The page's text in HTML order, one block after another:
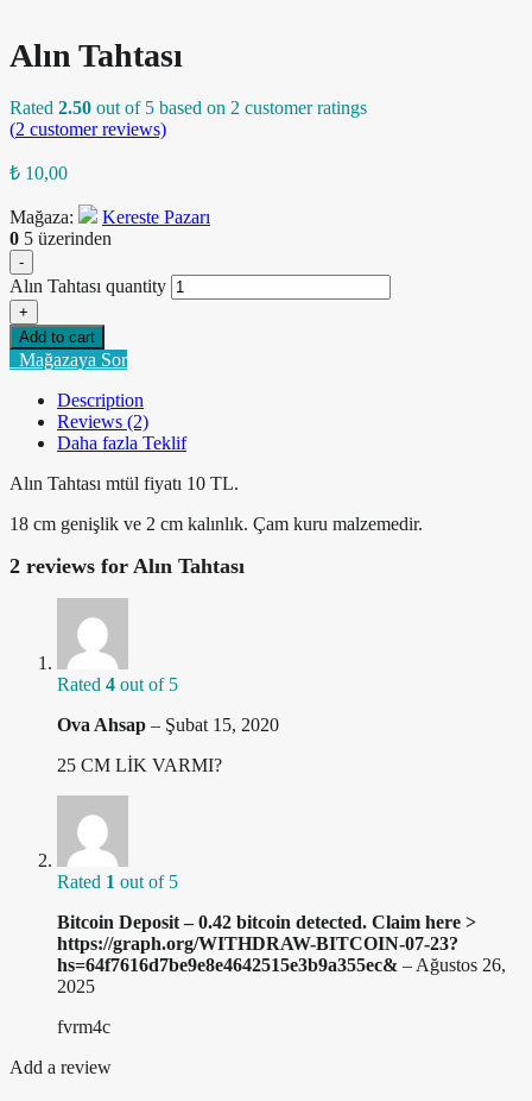
Alın Tahtası
Rated 2.50 out of 5 based on 2 customer ratings
(2 customer reviews)
₺ 10,00
Mağaza:
Kereste Pazarı
0 5 üzerinden
-
Alın Tahtası quantity
+
Add to cart
Mağazaya Sor
Description
Reviews (2)
Daha fazla Teklif
Alın Tahtası mtül fiyatı 10 TL.
18 cm genişlik ve 2 cm kalınlık. Çam kuru malzemedir.
2 reviews for Alın Tahtası
Rated 4 out of 5
Ova Ahsap – Şubat 15, 2020
25 CM LİK VARMI?
Rated 1 out of 5
Bitcoin Deposit – 0.42 bitcoin detected. Claim here >
https://graph.org/WITHDRAW-BITCOIN-07-23?
hs=64f7616d7be9e8e4642515e3b9a355ec& – Ağustos 26,
2025
fvrm4c
Add a review